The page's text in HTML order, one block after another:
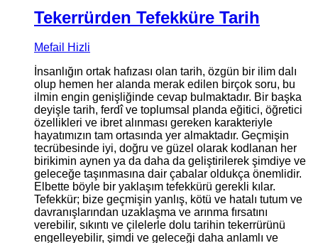
Tekerrürden Tefekküre Tarih
Mefail Hizli
İnsanlığın ortak hafızası olan tarih, özgün bir ilim dalı
olup hemen her alanda merak edilen birçok soru, bu
ilmin engin genişliğinde cevap bulmaktadır. Bir başka
deyişle tarih, ferdî ve toplumsal planda eğitici, öğretici
özellikleri ve ibret alınması gereken karakteriyle
hayatımızın tam ortasında yer almaktadır. Geçmişin
tecrübesinde iyi, doğru ve güzel olarak kodlanan her
birikimin aynen ya da daha da geliştirilerek şimdiye ve
geleceğe taşınmasına dair çabalar oldukça önemlidir.
Elbette böyle bir yaklaşım tefekkürü gerekli kılar.
Tefekkür; bize geçmişin yanlış, kötü ve hatalı tutum ve
davranışlarından uzaklaşma ve arınma fırsatını
verebilir, sıkıntı ve çilelerle dolu tarihin tekerrürünü
engelleyebilir, şimdi ve geleceği daha anlamlı ve